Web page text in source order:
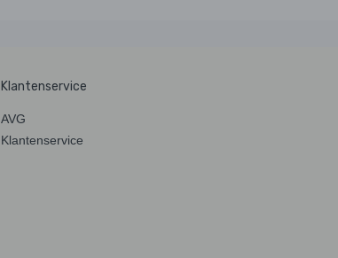
Klantenservice
AVG
Klantenservice